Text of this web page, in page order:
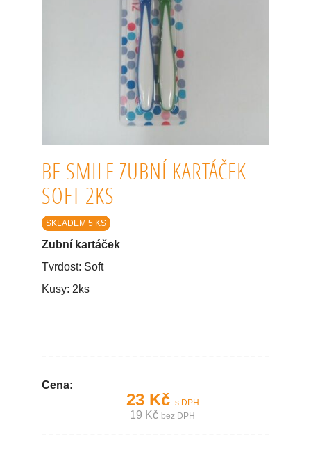
BE SMILE ZUBNÍ KARTÁČEK
SOFT 2KS
SKLADEM 5 KS
Zubní kartáček
Tvrdost: Soft
Kusy: 2ks
Cena:
23 Kč s DPH
19 Kč bez DPH